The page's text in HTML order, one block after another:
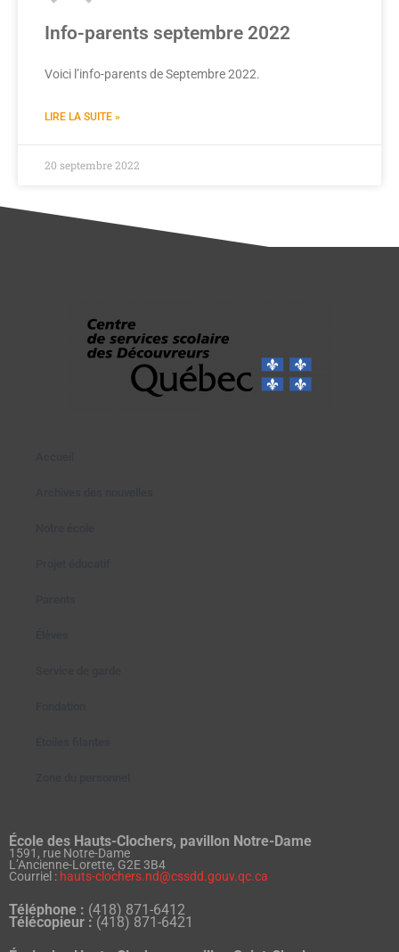
Info-parents septembre 2022
Voici l’info-parents de Septembre 2022.
LIRE LA SUITE »
20 septembre 2022
École des Hauts-Clochers, pavillon Notre-Dame
1591, rue Notre-Dame
L’Ancienne-Lorette, G2E 3B4
Courriel : hauts-clochers.nd@cssdd.gouv.qc.ca
Téléphone : (418) 871-6412
Télécopieur : (418) 871-6421